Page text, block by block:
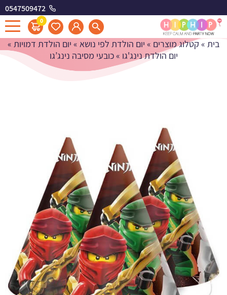
0547509472
0
כובעי מסיבה נינג'גו
בית » קטלוג מוצרים » יום הולדת לפי נושא » יום הולדת דמויות »
יום הולדת נינג'גו »כובעי מסיבה נינג’גו